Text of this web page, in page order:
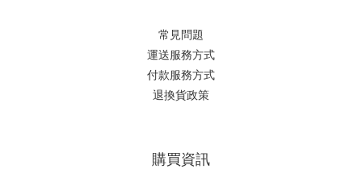
常見問題
運送服務方式
付款服務方式
退換貨政策
購買資訊